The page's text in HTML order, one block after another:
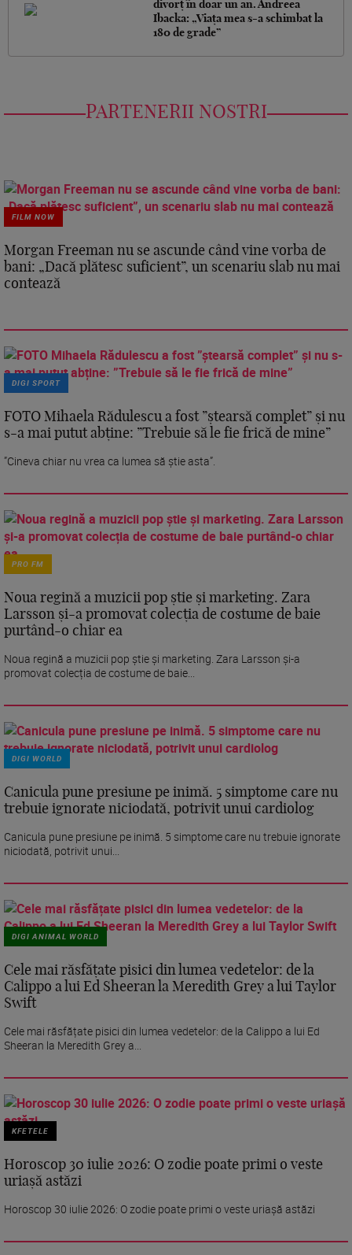
divorț în doar un an. Andreea
Ibacka: „Viața mea s-a schimbat la
180 de grade”
PARTENERII NOSTRI
FILM NOW
Morgan Freeman nu se ascunde când vine vorba de
bani: „Dacă plătesc suficient”, un scenariu slab nu mai
contează
DIGI SPORT
FOTO Mihaela Rădulescu a fost ”ștearsă complet” și nu
s-a mai putut abține: ”Trebuie să le fie frică de mine”
”Cineva chiar nu vrea ca lumea să știe asta”.
PRO FM
Noua regină a muzicii pop știe și marketing. Zara
Larsson și-a promovat colecția de costume de baie
purtând-o chiar ea
Noua regină a muzicii pop știe și marketing. Zara Larsson și-a
promovat colecția de costume de baie...
DIGI WORLD
Canicula pune presiune pe inimă. 5 simptome care nu
trebuie ignorate niciodată, potrivit unui cardiolog
Canicula pune presiune pe inimă. 5 simptome care nu trebuie ignorate
niciodată, potrivit unui...
DIGI ANIMAL WORLD
Cele mai răsfățate pisici din lumea vedetelor: de la
Calippo a lui Ed Sheeran la Meredith Grey a lui Taylor
Swift
Cele mai răsfățate pisici din lumea vedetelor: de la Calippo a lui Ed
Sheeran la Meredith Grey a...
KFETELE
Horoscop 30 iulie 2026: O zodie poate primi o veste
uriașă astăzi
Horoscop 30 iulie 2026: O zodie poate primi o veste uriașă astăzi